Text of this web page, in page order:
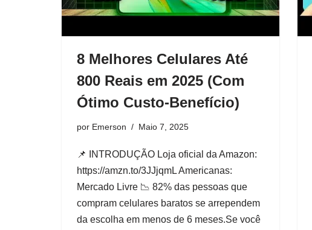
8 Melhores Celulares Até
800 Reais em 2025 (Com
Ótimo Custo-Benefício)
por Emerson Maio 7, 2025
📌 INTRODUÇÃO Loja oficial da Amazon:
https://amzn.to/3JJjqmL Americanas:
Mercado Livre 📉 82% das pessoas que
compram celulares baratos se arrependem
da escolha em menos de 6 meses.Se você